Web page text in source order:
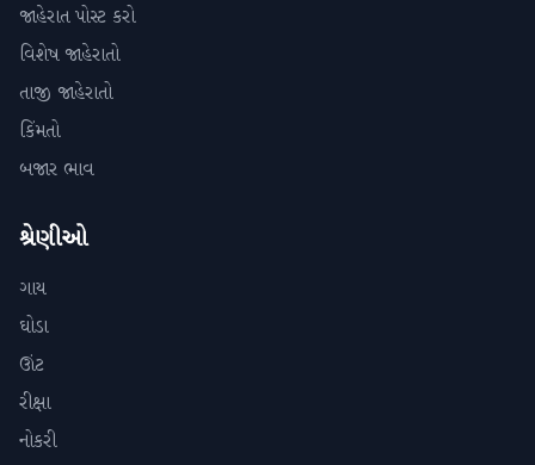
જાહેરાત પોસ્ટ કરો
વિશેષ જાહેરાતો
તાજી જાહેરાતો
કિંમતો
બજાર ભાવ
શ્રેણીઓ
ગાય
ઘોડા
ઊંટ
રીક્ષા
નોકરી